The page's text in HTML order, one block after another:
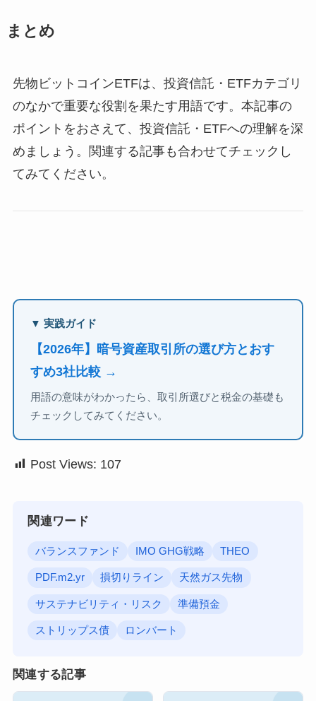
まとめ
先物ビットコインETFは、投資信託・ETFカテゴリ
のなかで重要な役割を果たす用語です。本記事の
ポイントをおさえて、投資信託・ETFへの理解を深
めましょう。関連する記事も合わせてチェックし
てみてください。
▼ 実践ガイド
【2026年】暗号資産取引所の選び方とおす
すめ3社比較 →
用語の意味がわかったら、取引所選びと税金の基礎も
チェックしてみてください。
Post Views: 107
関連ワード
バランスファンド IMO GHG戦略 THEO
PDF.m2.yr 損切りライン 天然ガス先物
サステナビリティ・リスク 準備預金
ストリップス債 ロンバート
関連する記事